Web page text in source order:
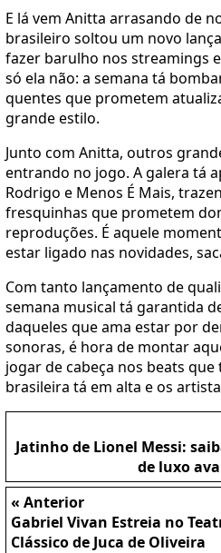
E lá vem Anitta arrasando de
brasileiro soltou um novo
fazer barulho nos streamings
só ela não: a semana tá
quentes que prometem
grande estilo.
Junto com Anitta, outros
entrando no jogo. A galera tá
Rodrigo e Menos É Mais,
fresquinhas que prometem
reproduções. É aquele
estar ligado nas novidades,
Com tanto lançamento de
semana musical tá garantida
daqueles que ama estar por
sonoras, é hora de montar
jogar de cabeça nos beats que
brasileira tá em alta e os
Jatinho de Lionel Messi:
de luxo
« Anterior
Gabriel Vivan Estreia no
Clássico de Juca de Oliveira